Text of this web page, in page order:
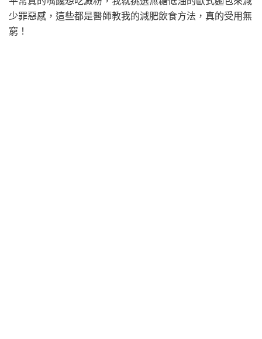
少罪惡感，這些都是醫師教我的減肥飲食方法，真的受用無
窮！